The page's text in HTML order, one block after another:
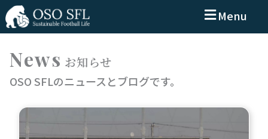
Menu
News お知らせ
OSO SFLのニュースとブログです。